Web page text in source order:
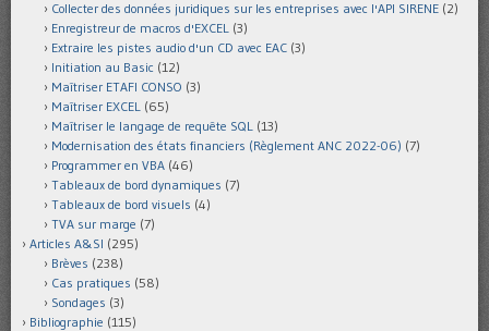
Collecter des données juridiques sur les entreprises avec l'API SIRENE (2)
Enregistreur de macros d'EXCEL (3)
Extraire les pistes audio d'un CD avec EAC (3)
Initiation au Basic (12)
Maîtriser ETAFI CONSO (3)
Maîtriser EXCEL (65)
Maîtriser le langage de requête SQL (13)
Modernisation des états financiers (Règlement ANC 2022-06) (7)
Programmer en VBA (46)
Tableaux de bord dynamiques (7)
Tableaux de bord visuels (4)
TVA sur marge (7)
Articles A&SI (295)
Brèves (238)
Cas pratiques (58)
Sondages (3)
Bibliographie (115)